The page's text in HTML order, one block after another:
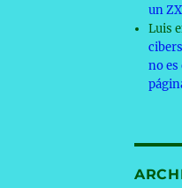
un
Luis
no es